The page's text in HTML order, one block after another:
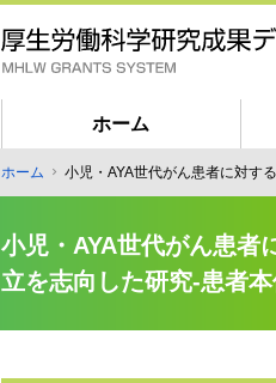
ホーム
ホーム 小児・AYA世代がん患者に対す
小児・AYA世代がん患者
立を志向した研究-患者